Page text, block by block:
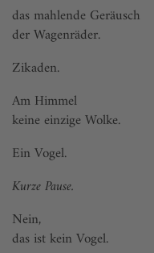
das mahlende Geräusch
der Wagenräder.
Zikaden.
Am Himmel
keine einzige Wolke.
Ein Vogel.
Kurze Pause.
Nein,
das ist kein Vogel.